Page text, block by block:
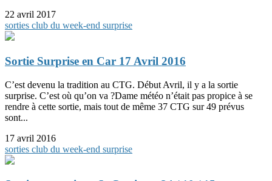
22 avril 2017
sorties club du week-end surprise
Sortie Surprise en Car 17 Avril 2016
C’est devenu la tradition au CTG. Début Avril, il y a la sortie
surprise. C’est où qu’on va ?Dame météo n’était pas propice à se
rendre à cette sortie, mais tout de même 37 CTG sur 49 prévus
sont...
17 avril 2016
sorties club du week-end surprise